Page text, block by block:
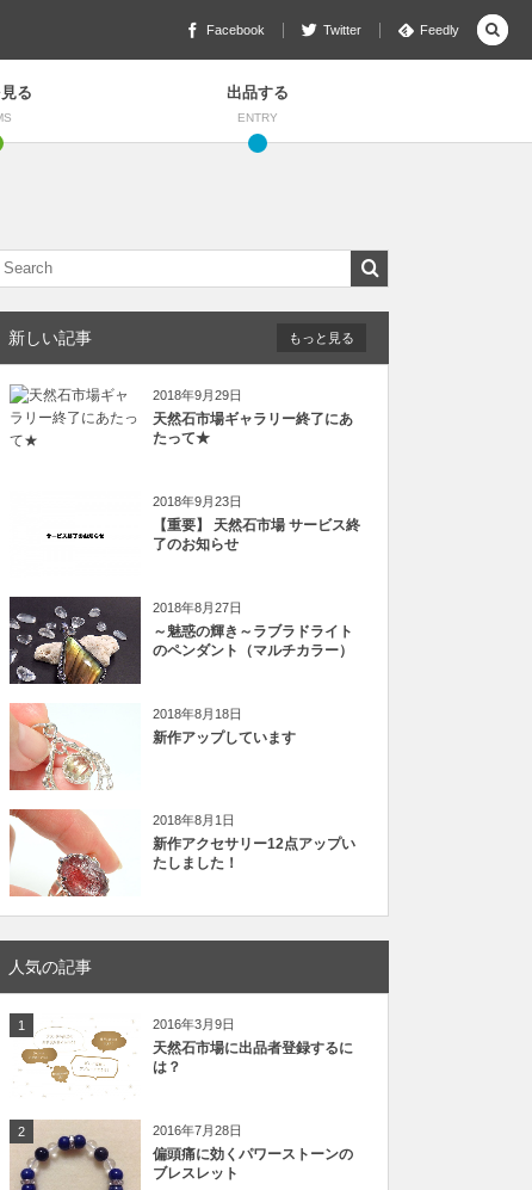
Facebook Twitter Feedly
る 出品する
ENTRY
新しい記事
2018年9月29日
天然石市場ギャラリー終了にあ
たって★
2018年9月23日
【重要】 天然石市場 サービス終
了のお知らせ
2018年8月27日
～魅惑の輝き～ラブラドライト
のペンダント（マルチカラー）
2018年8月18日
新作アップしています
2018年8月1日
新作アクセサリー12点アップい
たしました！
もっと見る
人気の記事
1 2016年3月9日
天然石市場に出品者登録するに
は？
2 2016年7月28日
偏頭痛に効くパワーストーンの
ブレスレット